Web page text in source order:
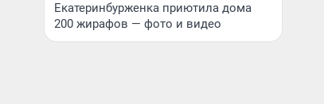
Екатеринбурженка приютила дома
200 жирафов — фото и видео